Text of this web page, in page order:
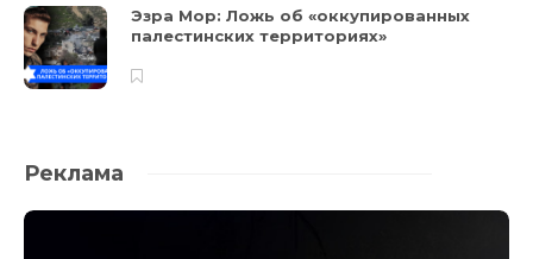
Эзра Мор: Ложь об «оккупированных
палестинских территориях»
Реклама